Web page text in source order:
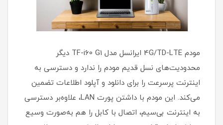
مودم 4G/TD-LTE ایرانسل مدل TF-i60 G1 دیگر
محدودیت‌های نسل قدیم مودم را ندارد و دسترسی به
اینترنت پرسرعت را برای دانلود و آپلود اطلاعات تضمین
می‌کند. این مودم با داشتن پورت‌ LAN، علاوه‌بر دسترسی
به اینترنت بی‌سیم، اتصال با کابل را هم به‌صورت وسیع